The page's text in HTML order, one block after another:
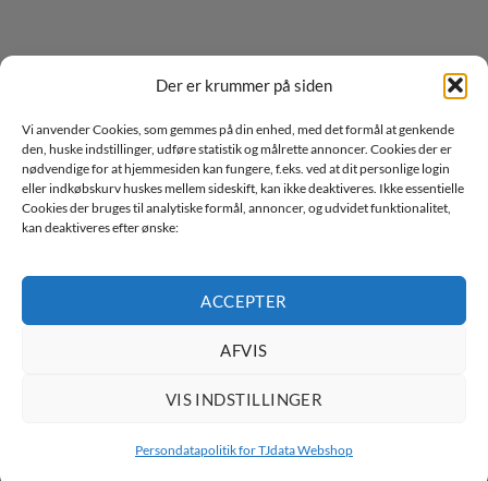
Der er krummer på siden
Vi anvender Cookies, som gemmes på din enhed, med det formål at genkende
den, huske indstillinger, udføre statistik og målrette annoncer. Cookies der er
nødvendige for at hjemmesiden kan fungere, f.eks. ved at dit personlige login
eller indkøbskurv huskes mellem sideskift, kan ikke deaktiveres. Ikke essentielle
Cookies der bruges til analytiske formål, annoncer, og udvidet funktionalitet,
kan deaktiveres efter ønske:
ACCEPTER
AFVIS
VIS INDSTILLINGER
Persondatapolitik for TJdata Webshop
Læs vores Persondatapolitik
Copyright 2026 ©TJdata ApS